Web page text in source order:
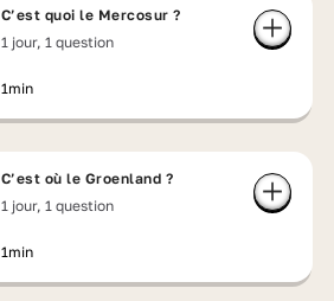
C’est quoi le Mercosur ?
1 jour, 1 question
1min
C’est où le Groenland ?
1 jour, 1 question
1min